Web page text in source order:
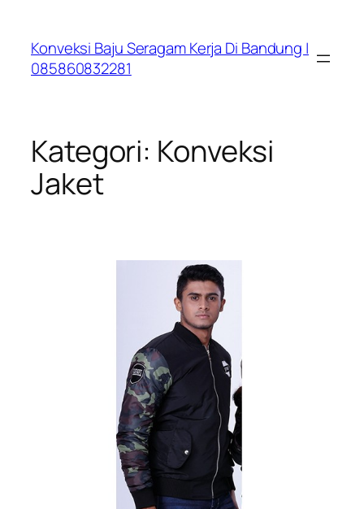
konten
Konveksi Baju Seragam Kerja Di Bandung |
085860832281
Kategori: Konveksi
Jaket